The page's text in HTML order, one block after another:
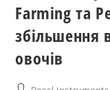
Farming та
збільшення
овочів